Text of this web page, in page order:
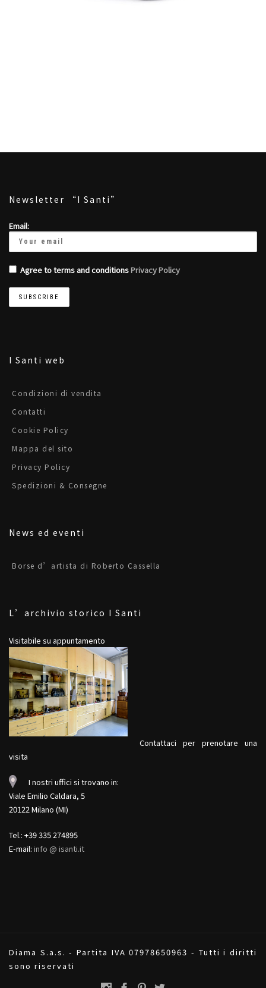
Newsletter “I Santi”
Email:
Agree to terms and conditionsPrivacy Policy
I Santi web
Condizioni di vendita
Contatti
Cookie Policy
Mappa del sito
Privacy Policy
Spedizioni & Consegne
News ed eventi
Borse d’artista di Roberto Cassella
L’archivio storico I Santi
Visitabile su appuntamento
Contattaci per prenotare una
visita
I nostri uffici si trovano in:
Viale Emilio Caldara, 5
20122 Milano (MI)
Tel.: +39 335 274895
E-mail: info @ isanti.it
Diama S.a.s. - Partita IVA 07978650963 - Tutti i diritti
sono riservati